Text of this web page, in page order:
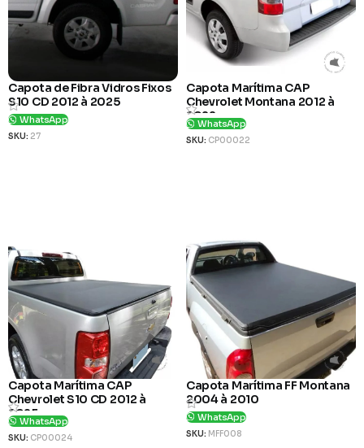
Capota de Fibra Vidros Fixos
S10 CD 2012 à 2025
WhatsApp
SKU: 27
Capota Marítima CAP
Chevrolet Montana 2012 à
2022
WhatsApp
SKU: CP00022
Capota Marítima CAP
Chevrolet S10 CD 2012 à
2025
WhatsApp
SKU: CP00024
Capota Marítima FF Montana
2004 à 2010
WhatsApp
SKU: MFF008